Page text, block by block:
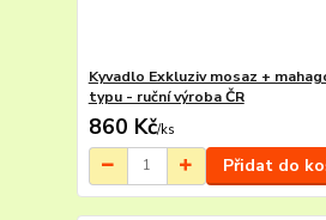
Kyvadlo Exkluziv mosaz +
typu - ruční výroba ČR
860 Kč/ks
Přidat do